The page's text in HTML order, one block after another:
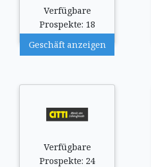
Verfügbare
Prospekte: 18
Geschäft anzeigen
Verfügbare
Prospekte: 24